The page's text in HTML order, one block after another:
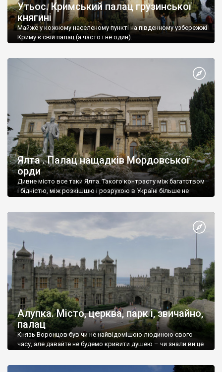
Утьос. Кримський палац грузинської
княгині
Майже у кожному населеному пункті на південному узбережжі
Криму є свій палац (а часто і не один).
Ялта . Палац нащадків Мордовської
орди
Дивне місто все таки Ялта. Такого контрасту між багатством
і бідністю, між розкішшю і розрухою в Україні більше не
Алупка. Місто, церква, парк і, звичайно,
палац
Князь Воронцов був чи не найвідомішою людиною свого
часу, але давайте не будемо кривити душею – чи знали ви це